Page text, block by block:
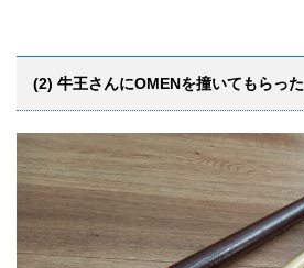
(2) 牛王さんにOMENを撞いてもらった